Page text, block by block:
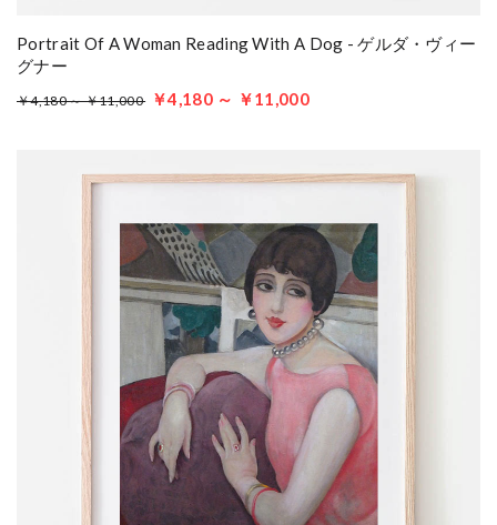
Portrait Of A Woman Reading With A Dog - ゲルダ・ヴィー
グナー
￥4,180 ～ ￥11,000 ￥4,180 ～ ￥11,000